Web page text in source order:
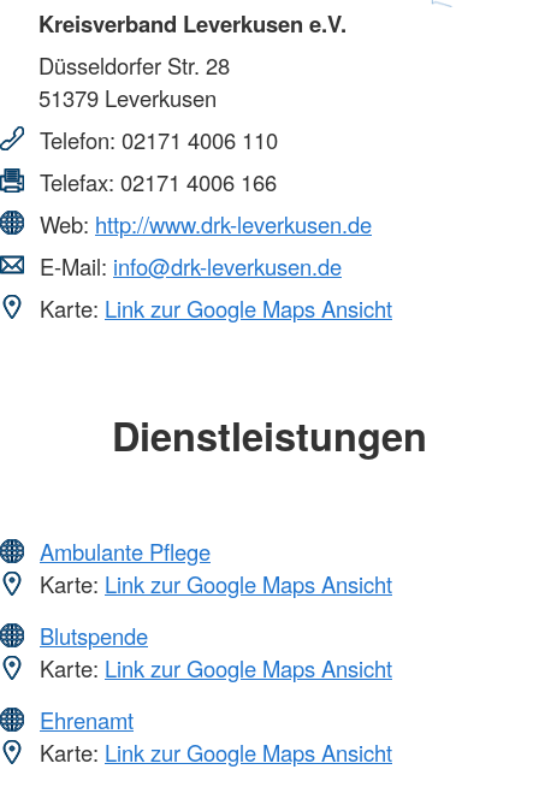
Kreisverband Leverkusen e.V.
Düsseldorfer Str. 28
51379 Leverkusen
Telefon: 02171 4006 110
Telefax: 02171 4006 166
Web: http://www.drk-leverkusen.de
E-Mail: info@drk-leverkusen.de
Karte: Link zur Google Maps Ansicht
Dienstleistungen
Ambulante Pflege
Karte: Link zur Google Maps Ansicht
Blutspende
Karte: Link zur Google Maps Ansicht
Ehrenamt
Karte: Link zur Google Maps Ansicht